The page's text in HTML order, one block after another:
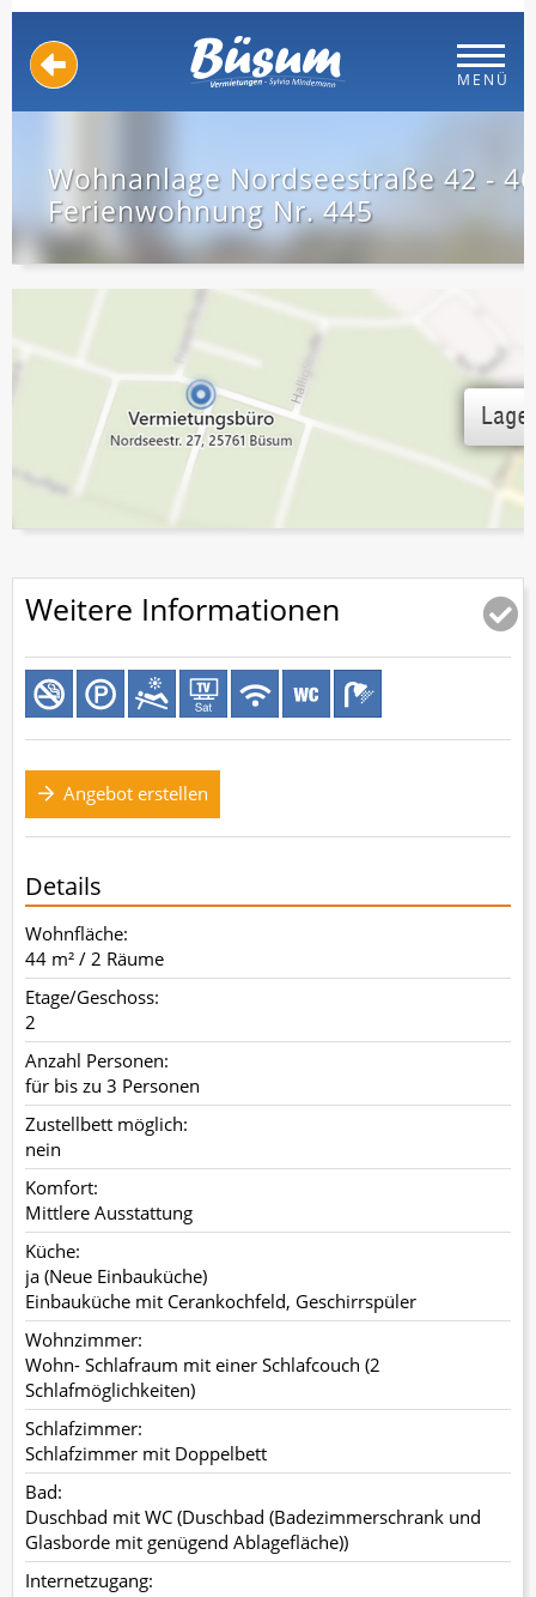
Wohnanlage Nordseestraße 42 - 46
Ferienwohnung Nr. 445
MENÜ
Weitere Informationen
Angebot erstellen
Details
Wohnfläche:
44 m² / 2 Räume
Etage/Geschoss:
2
Anzahl Personen:
für bis zu 3 Personen
Zustellbett möglich:
nein
Komfort:
Mittlere Ausstattung
Küche:
ja (Neue Einbauküche)
Einbauküche mit Cerankochfeld, Geschirrspüler
Wohnzimmer:
Wohn- Schlafraum mit einer Schlafcouch (2
Schlafmöglichkeiten)
Schlafzimmer:
Schlafzimmer mit Doppelbett
Bad:
Duschbad mit WC (Duschbad (Badezimmerschrank und
Glasborde mit genügend Ablagefläche))
Internetzugang: